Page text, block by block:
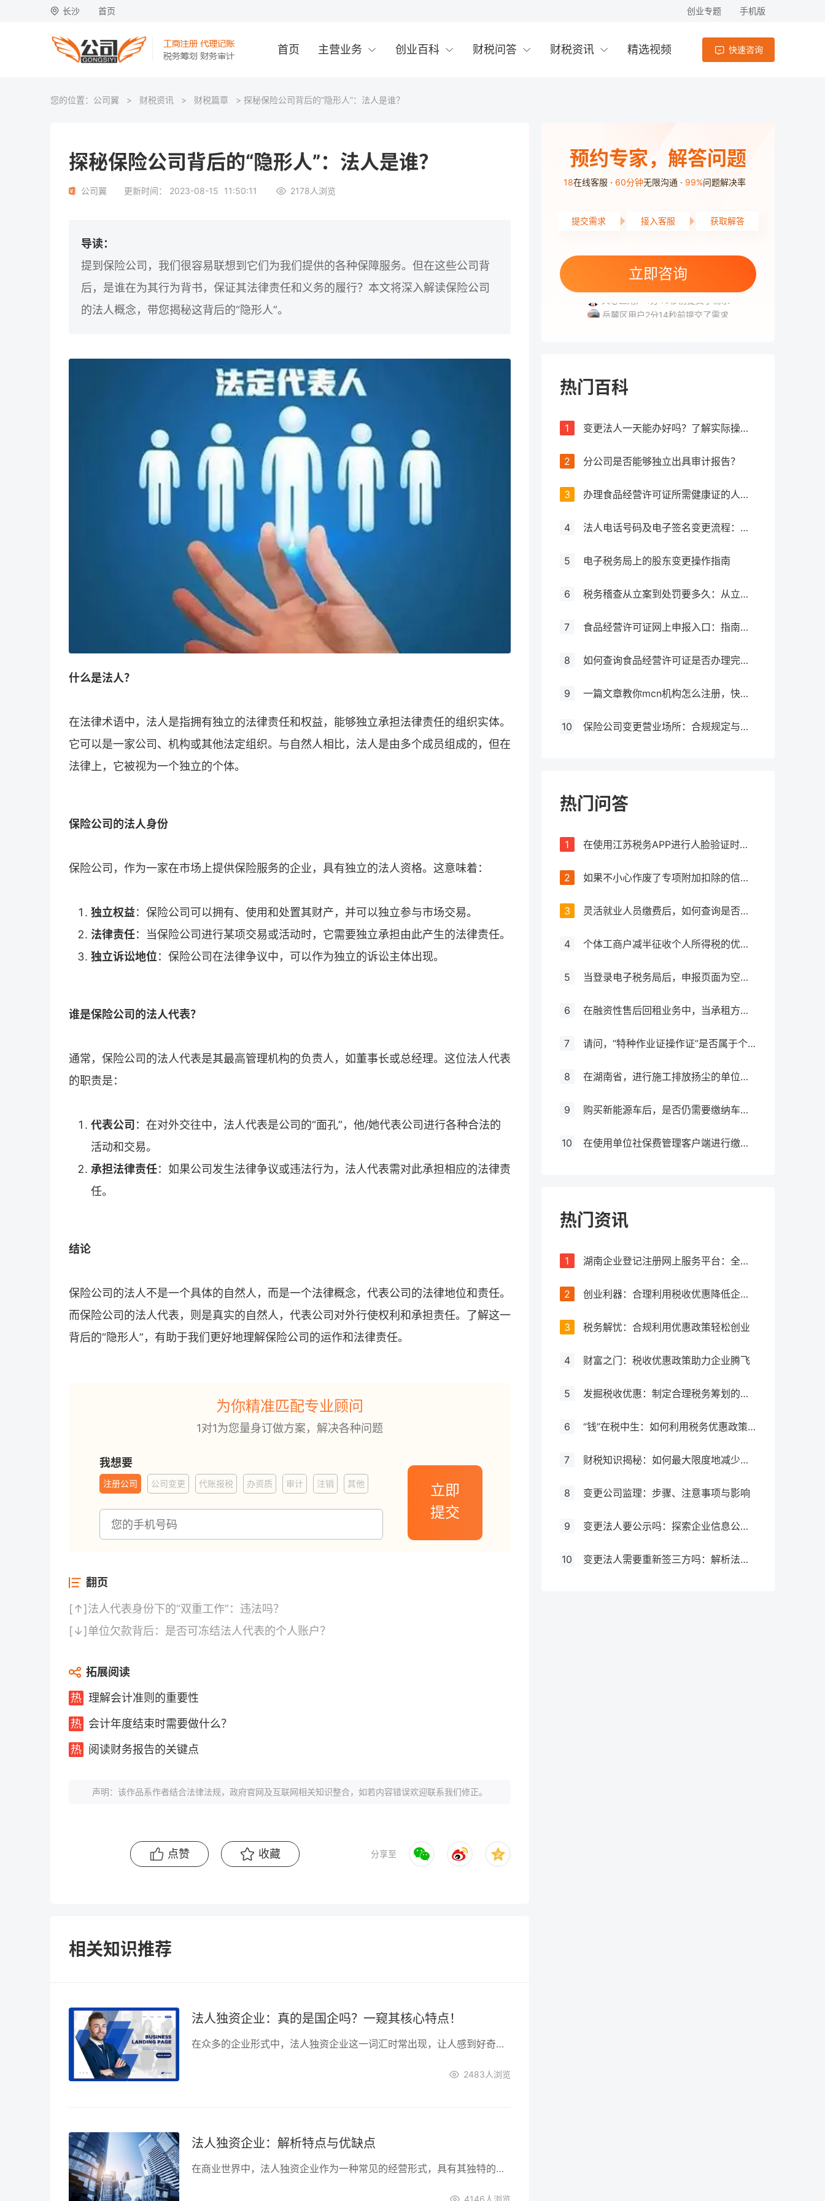
长沙 首页 创业专题 手机版
首页 主营业务 创业百科 财税问答 财税资讯 精选视频 快速咨询
您的位置： 公司翼 > 财税资讯 > 财税篇章 > 探秘保险公司背后的“隐形人”：法人是谁？
探秘保险公司背后的“隐形人”：法人是谁？
公司翼 更新时间： 2023-08-15 11:50:11 2178 人浏览
导读：
提到保险公司，我们很容易联想到它们为我们提供的各种保障服务。但在这些公司背
后，是谁在为其行为背书，保证其法律责任和义务的履行？本文将深入解读保险公司
的法人概念，带您揭秘这背后的“隐形人”。
什么是法人？
在法律术语中，法人是指拥有独立的法律责任和权益，能够独立承担法律责任的组织实体。
它可以是一家公司、机构或其他法定组织。与自然人相比，法人是由多个成员组成的，但在
法律上，它被视为一个独立的个体。
保险公司的法人身份
保险公司，作为一家在市场上提供保险服务的企业，具有独立的法人资格。这意味着：
独立权益：保险公司可以拥有、使用和处置其财产，并可以独立参与市场交易。
法律责任：当保险公司进行某项交易或活动时，它需要独立承担由此产生的法律责任。
独立诉讼地位：保险公司在法律争议中，可以作为独立的诉讼主体出现。
谁是保险公司的法人代表？
通常，保险公司的法人代表是其最高管理机构的负责人，如董事长或总经理。这位法人代表
的职责是：
代表公司 ：在对外交往中，法人代表是公司的“面孔”，他/她代表公司进行各种合法的
活动和交易。
承担法律责任：如果公司发生法律争议或违法行为，法人代表需对此承担相应的法律责
任。
结论
保险公司的法人不是一个具体的自然人，而是一个法律概念，代表公司的法律地位和责任。
而保险公司的法人代表，则是真实的自然人，代表公司对外行使权利和承担责任。了解这一
背后的“隐形人”，有助于我们更好地理解保险公司的运作和法律责任。
为你精准匹配专业顾问
1对1为您量身订做方案，解决各种问题
我想要
注册公司 公司变更 代账报税 办资质 审计 注销 其他
立即
提交
翻页
[↑]法人代表身份下的“双重工作”：违法吗？
[↓]单位欠款背后：是否可冻结法人代表的个人账户？
拓展阅读
理解会计准则的重要性
会计年度结束时需要做什么？
阅读财务报告的关键点
声明：该作品系作者结合法律法规，政府官网及互联网相关知识整合，如若内容错误欢迎联系我们修正。
点赞 收藏 分享至
相关知识推荐
法人独资企业：真的是国企吗？一窥其核心特点！
在众多的企业形式中，法人独资企业这一词汇时常出现，让人感到好奇。它与国企到底有何关联？又有哪些鲜为人知的特点？下文将一一为您解答。
2483 人浏览
法人独资企业：解析特点与优缺点
在商业世界中，法人独资企业作为一种常见的经营形式，具有其独特的特点和优缺点。本文将深入探讨法人独资企业的特点，以及它所带来的优势和挑战。
4146 人浏览
预约专家，解答问题
18在线客服 60分钟无限沟通 99%问题解决率
提交需求 接入客服 获取解答
立即咨询
岳麓区用户5分36秒前提交了需求
天心区用户4分40秒前提交了需求
岳麓区用户2分14秒前提交了需求
热门百科
1 变更法人一天能办好吗？了解实际操作所需时间
2 分公司是否能够独立出具审计报告？
3 办理食品经营许可证所需健康证的人数要求解析
4 法人电话号码及电子签名变更流程：详细步骤和注意事项解析
5 电子税务局上的股东变更操作指南
6 税务稽查从立案到处罚要多久：从立案到处罚的全过程
7 食品经营许可证网上申报入口：指南与流程
8 如何查询食品经营许可证是否办理完成？
9 一篇文章教你mcn机构怎么注册，快来get！
10 保险公司变更营业场所：合规规定与操作指南！
热门问答
1 在使用江苏税务APP进行人脸验证时失败，该如何处理？
2 如果不小心作废了专项附加扣除的信息，应该怎么处理？
3 灵活就业人员缴费后，如何查询是否成功缴费？如何获取缴费凭证？
4 个体工商户减半征收个人所得税的优惠力度是否有所增加？
5 当登录电子税务局后，申报页面为空白，应该如何处理？
6 在融资性售后回租业务中，当承租方出售资产时，是否需要征收增值税？
7 请问，“特种作业证操作证”是否属于个人所得税抵扣范围之内？
8 在湖南省，进行施工排放扬尘的单位应如何确定并计算其应纳环境保护税金额，涉及大气污染物排放的情况如何处理？
9 购买新能源车后，是否仍需要缴纳车船税？
10 在使用单位社保费管理客户端进行缴费时，如果提示缺少三方协议，应该如何处理？
热门资讯
1 湖南企业登记注册网上服务平台：全流程网上办理，让注册更简单
2 创业利器：合理利用税收优惠降低企业税负
3 税务解忧：合规利用优惠政策轻松创业
4 财富之门：税收优惠政策助力企业腾飞
5 发掘税收优惠：制定合理税务筹划的必要步骤
6 “钱”在税中生：如何利用税务优惠政策增加企业利润
7 财税知识揭秘：如何最大限度地减少税务负担
8 变更公司监理：步骤、注意事项与影响
9 变更法人要公示吗：探索企业信息公示制度
10 变更法人需要重新签三方吗：解析法人变更对劳动关系的影响